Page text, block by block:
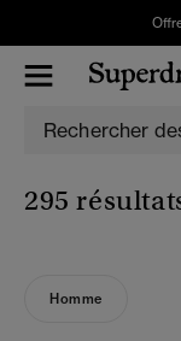
295
Homme